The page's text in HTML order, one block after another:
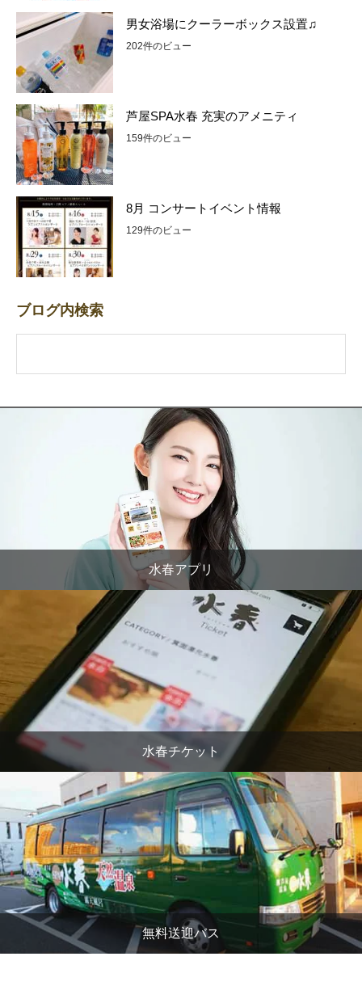
男女浴場にクーラーボックス設置♫
202件のビュー
芦屋SPA水春 充実のアメニティ
159件のビュー
8月 コンサートイベント情報
129件のビュー
ブログ内検索
水春アプリ
水春チケット
無料送迎バス